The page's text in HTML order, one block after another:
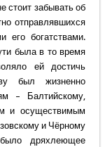
стоит забывать об
отправлявшихся
его богатствами.
была в то время
ей достичь
был жизненно
– Балтийскому,
и осуществимым
и Чёрному
дряхлеющее